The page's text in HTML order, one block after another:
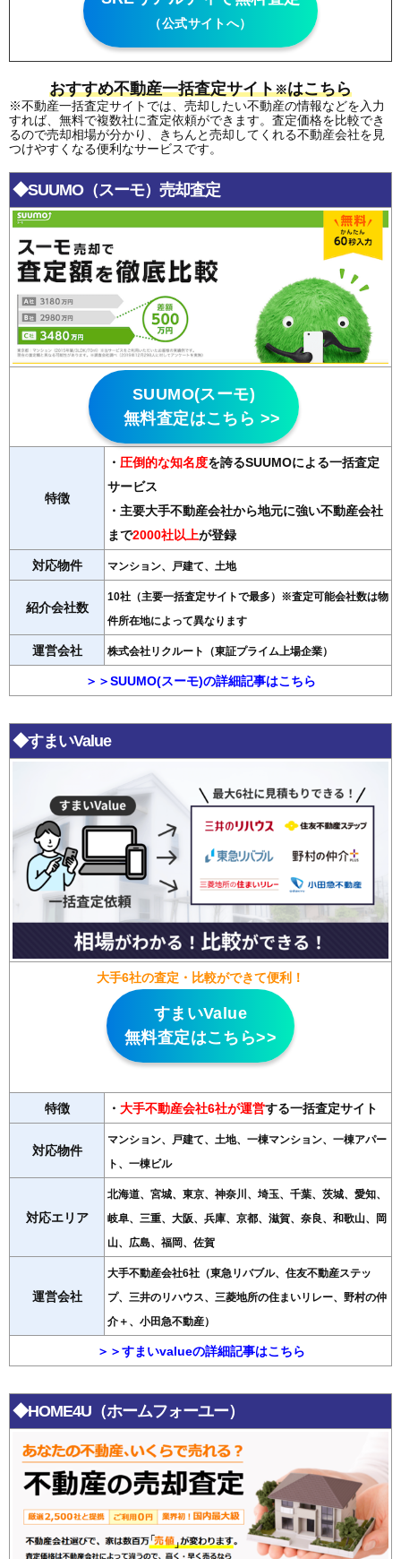
（公式サイトへ）
おすすめ不動産一括査定サイト※はこちら
※不動産一括査定サイトでは、売却したい不動産の情報などを入力
すれば、無料で複数社に査定依頼ができます。査定価格を比較でき
るので売却相場が分かり、きちんと売却してくれる不動産会社を見
つけやすくなる便利なサービスです。
◆SUUMO（スーモ）売却査定
SUUMO(スーモ)
無料査定はこちら >>
特徴
・ 圧倒的な知名度を誇るSUUMOによる一括査定
サービス
・主要大手不動産会社から地元に強い不動産会社
まで2000社以上が登録
対応物件 マンション、戸建て、土地
紹介会社数
10社（主要一括査定サイトで最多）※査定可能会社数は物
件所在地によって異なります
運営会社 株式会社リクルート（東証プライム上場企業）
＞＞SUUMO(スーモ)の詳細記事はこちら
◆すまいValue
大手6社の査定・比較ができて便利！
すまいValue
無料査定はこちら>>
特徴 ・ 大手不動産会社6社が運営する一括査定サイト
対応物件
マンション、戸建て、土地、一棟マンション、一棟アパー
ト、一棟ビル
対応エリア
北海道、宮城、東京、神奈川、埼玉、千葉、茨城、愛知、
岐阜、三重、大阪、兵庫、京都、滋賀、奈良、和歌山、岡
山、広島、福岡、佐賀
運営会社
大手不動産会社6社（東急リバブル、住友不動産ステッ
プ、三井のリハウス、三菱地所の住まいリレー、野村の仲
介＋、小田急不動産）
＞＞すまいvalueの詳細記事はこちら
◆HOME4U（ホームフォーユー）